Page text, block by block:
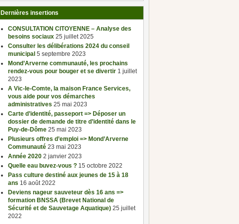
Dernières insertions
CONSULTATION CITOYENNE – Analyse des
besoins sociaux 25 juillet 2025
Consulter les délibérations 2024 du conseil
municipal 5 septembre 2023
Mond’Arverne communauté, les prochains
rendez-vous pour bouger et se divertir 1 juillet
2023
A Vic-le-Comte, la maison France Services,
vous aide pour vos démarches
administratives 25 mai 2023
Carte d’identité, passeport => Déposer un
dossier de demande de titre d’identité dans le
Puy-de-Dôme 25 mai 2023
Plusieurs offres d’emploi => Mond’Arverne
Communauté 23 mai 2023
Année 2020 2 janvier 2023
Quelle eau buvez-vous ? 15 octobre 2022
Pass culture destiné aux jeunes de 15 à 18
ans 16 août 2022
Deviens nageur sauveteur dès 16 ans =>
formation BNSSA (Brevet National de
Sécurité et de Sauvetage Aquatique) 25 juillet
2022